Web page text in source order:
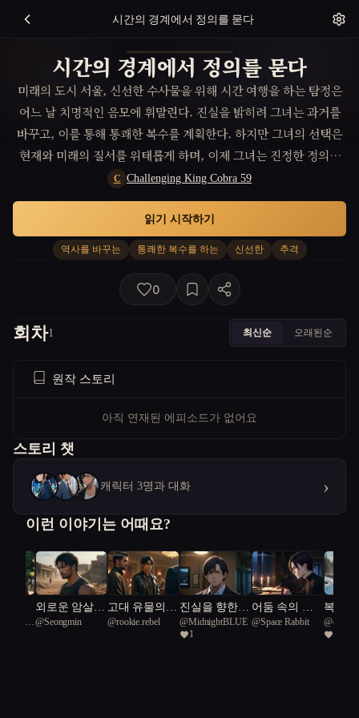
시간의 경계에서 정의를 묻다
시간의 경계에서 정의를 묻다
미래의 도시 서울, 신선한 수사물을 위해 시간 여행을 하는 탐정은
어느 날 치명적인 음모에 휘말린다. 진실을 밝히려 그녀는 과거를
바꾸고, 이를 통해 통쾌한 복수를 계획한다. 하지만 그녀의 선택은
현재와 미래의 질서를 위태롭게 하며, 이제 그녀는 진정한 정의가
무엇인지 재고해야만 한다.
C Challenging King Cobra 59
역사를 바꾸는 통쾌한 복수를 하는 신선한 추격
읽기 시작하기
0
회차1 최신순 오래된순
원작 스토리
아직 연재된 에피소드가 없어요
스토리 챗
캐릭터 3명과 대화 ›
이런 이야기는 어때요?
을을
Middle
외로운 암살자
역사의 암호를
@Seongmin
고대 유물의
비밀
@rookie.rebel
진실을 향한
위험한 여정
@MidnightBLUE
1
어둠 속의 복
수와 진실
@Space Rabbit
복수
@o3